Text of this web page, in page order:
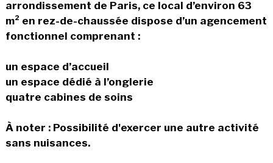
arrondissement de Paris, ce local d’environ 63
m² en rez-de-chaussée dispose d’un agencement
fonctionnel comprenant :
un espace d’accueil
un espace dédié à l’onglerie
quatre cabines de soins
À noter : Possibilité d'exercer une autre activité
sans nuisances.